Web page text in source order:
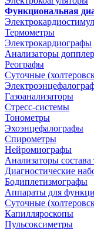
Функциональная
Термометры
Электрокардиографы
Анализаторы
Реографы
Суточные
Газоанализаторы
Стресс-системы
Тонометры
Эхоэнцефалографы
Спирометры
Нейромиографы
Анализаторы состава
Диагностические
Бодиплетизмографы
Аппараты для
Суточные
Капилляроскопы
Пульсоксиметры